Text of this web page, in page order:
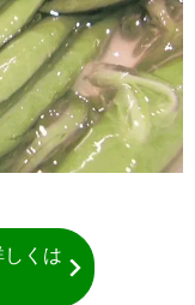
くは